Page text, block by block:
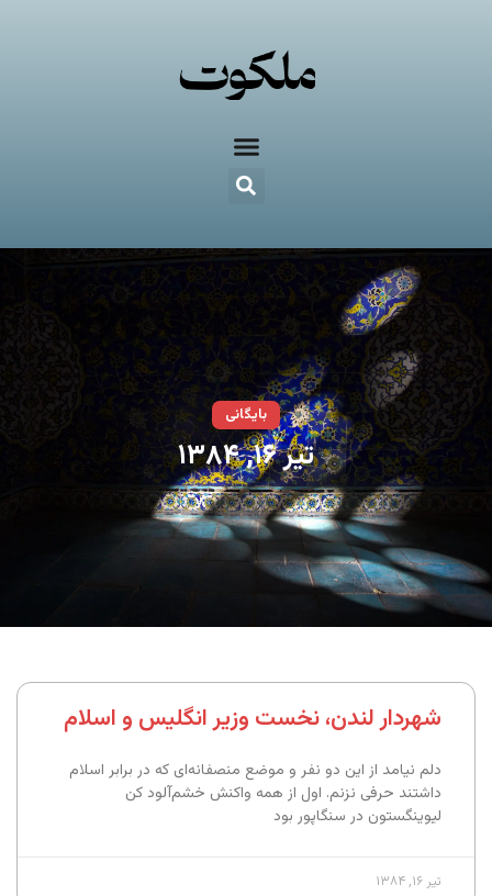
بایگانی
تیر ۱۶, ۱۳۸۴
شهردار لندن، نخست وزیر انگلیس و اسلام
دلم نیامد از این دو نفر و موضع منصفانه‌ای که در برابر اسلام
داشتند حرفی نزنم. اول از همه واکنش خشم‌آلود کن
لیوینگستون در سنگاپور بود
تیر ۱۶, ۱۳۸۴